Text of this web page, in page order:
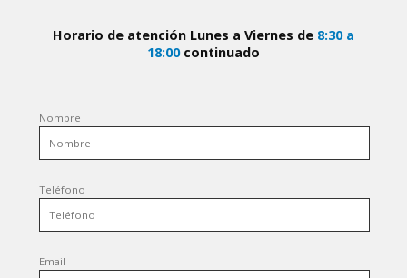
Horario de atención Lunes a Viernes de 8:30 a
18:00continuado
Nombre
Teléfono
Email